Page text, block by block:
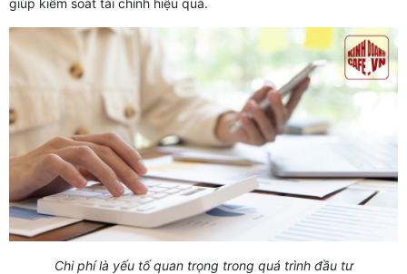
giúp kiểm soát tài chính hiệu quả.
Chi phí là yếu tố quan trọng trong quá trình đầu tư